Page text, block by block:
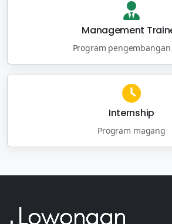
Management
Program
Internship
Program magang